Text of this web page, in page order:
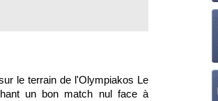
le terrain de l'Olympiakos Le
un bon match nul face à